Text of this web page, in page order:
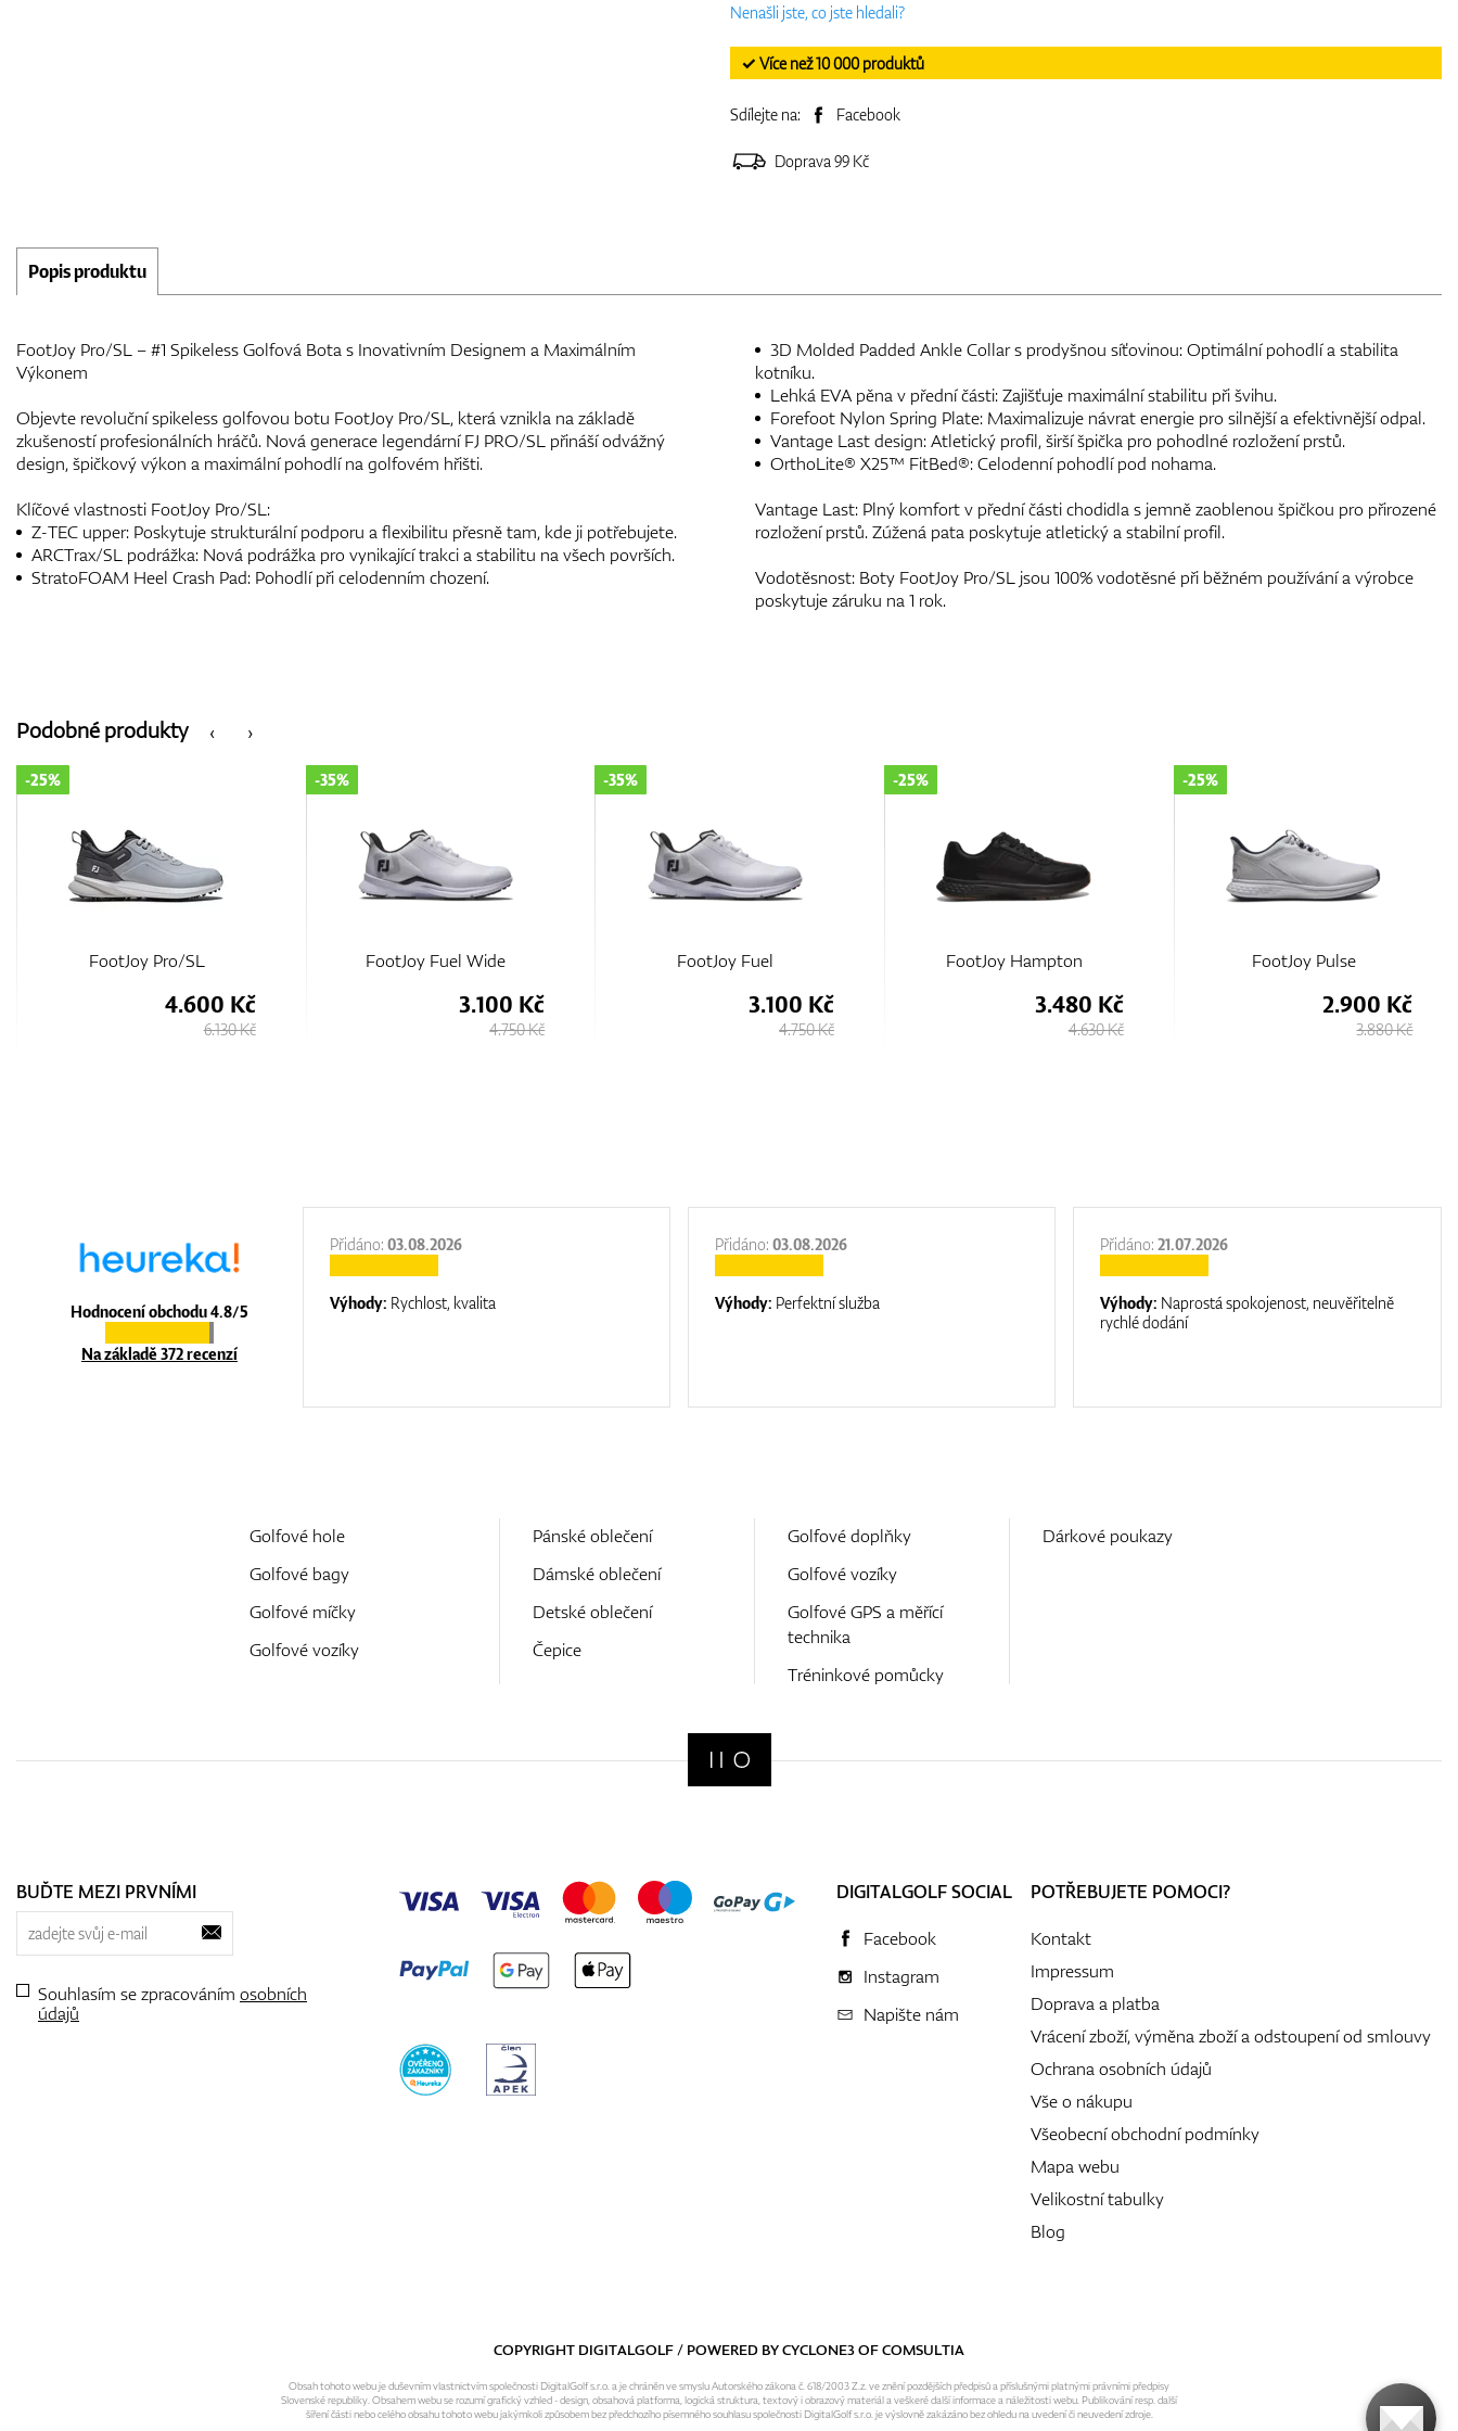
Nenašli jste, co jste hledali?
✓ Více než 10 000 produktů
Sdílejte na: Facebook
Doprava 99 Kč
Popis produktu
FootJoy Pro/SL – #1 Spikeless Golfová Bota s Inovativním Designem a Maximálním
Výkonem
Objevte revoluční spikeless golfovou botu FootJoy Pro/SL, která vznikla na základě
zkušeností profesionálních hráčů. Nová generace legendární FJ PRO/SL přináší odvážný
design, špičkový výkon a maximální pohodlí na golfovém hřišti.
Klíčové vlastnosti FootJoy Pro/SL:
Z-TEC upper: Poskytuje strukturální podporu a flexibilitu přesně tam, kde ji potřebujete.
ARCTrax/SL podrážka: Nová podrážka pro vynikající trakci a stabilitu na všech površích.
StratoFOAM Heel Crash Pad: Pohodlí při celodenním chození.
3D Molded Padded Ankle Collar s prodyšnou síťovinou: Optimální pohodlí a stabilita
kotníku.
Lehká EVA pěna v přední části: Zajišťuje maximální stabilitu při švihu.
Forefoot Nylon Spring Plate: Maximalizuje návrat energie pro silnější a efektivnější odpal.
Vantage Last design: Atletický profil, širší špička pro pohodlné rozložení prstů.
OrthoLite® X25™ FitBed®: Celodenní pohodlí pod nohama.
Vantage Last: Plný komfort v přední části chodidla s jemně zaoblenou špičkou pro přirozené
rozložení prstů. Zúžená pata poskytuje atletický a stabilní profil.
Vodotěsnost: Boty FootJoy Pro/SL jsou 100% vodotěsné při běžném používání a výrobce
poskytuje záruku na 1 rok.
‹
Podobné produkty ›
FootJoy Fuel Wide
-35%
3.100 Kč
4.750 Kč
FootJoy Fuel
-35%
3.100 Kč
4.750 Kč
FootJoy Hampton
-25%
3.480 Kč
4.630 Kč
FootJoy Pulse
-25%
2.900 Kč
3.880 Kč
FootJoy Pro/SLX Carbon
-35%
4.300 Kč
6.630 Kč
Hodnocení obchodu 4.8/5
Na základě 372 recenzí
Přidáno:03.08.2026
Výhody: Rychlost, kvalita
Přidáno:03.08.2026
Výhody: Perfektní služba
Přidáno:21.07.2026
Výhody: Naprostá spokojenost, neuvěřitelně
rychlé dodání
Golfové hole
Golfové bagy
Golfové míčky
Golfové vozíky
Pánské oblečení
Dámské oblečení
Detské oblečení
Čepice
Golfové doplňky
Golfové vozíky
Golfové GPS a měřící
technika
Tréninkové pomůcky
Dárkové poukazy
BUĎTE MEZI PRVNÍMI
Souhlasím se zpracováním osobních
údajů
DIGITALGOLF SOCIAL
Facebook
Instagram
Napište nám
POTŘEBUJETE POMOCI?
Kontakt
Impressum
Doprava a platba
Vrácení zboží, výměna zboží a odstoupení od smlouvy
Ochrana osobních údajů
Vše o nákupu
Všeobecní obchodní podmínky
Mapa webu
Velikostní tabulky
Blog
COPYRIGHT DIGITALGOLF / POWERED BYCYCLONE3OFCOMSULTIA
Obsah tohoto webu je duševním vlastnictvím společnosti DigitalGolf s.r.o. a je chráněn ve smyslu Autorského zákona č. 618/2003 Z.z. ve znění pozdějších předpisů a příslušnými platnými právními předpisy
Slovenské republiky. Obsahem webu se rozumí grafický vzhled - design, obsahová platforma, logická struktura, textový i obrazový materiál a veškeré další informace a náležitosti webu. Publikování resp. další
šíření části nebo celého obsahu tohoto webu jakýmkoli způsobem bez předchozího písemného souhlasu společnosti DigitalGolf s.r.o. je výslovně zakázáno bez ohledu na uvedení či neuvedení zdroje.